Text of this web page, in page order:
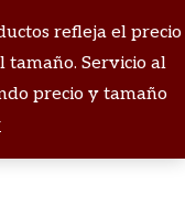
refleja el precio
Servicio al
precio y tamaño
Buscar: